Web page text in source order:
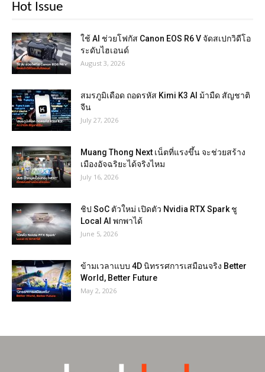
Hot Issue
ใช้ AI ช่วยโฟกัส Canon EOS R6 V จัดสเปกวิดีโอ
ระดับไฮเอนด์
August 3, 2026
สมรภูมิเดือด ถอดรหัส Kimi K3 AI ม้ามืด สัญชาติ
จีน
July 27, 2026
Muang Thong Next เน็ตที่แรงขึ้น จะช่วยสร้าง
เมืองอัจฉริยะได้จริงไหม
July 16, 2026
ชิป SoC ตัวใหม่ เปิดตัว Nvidia RTX Spark ชู
Local AI พกพาได้
June 5, 2026
ข้ามเวลาแบบ 4D นิทรรศการเสมือนจริง Better
World, Better Future
May 2, 2026